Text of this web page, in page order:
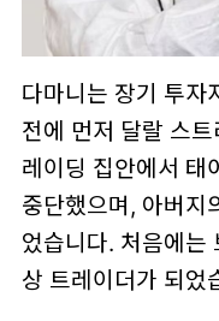
다마니는 장기 투자
전에 먼저 달랄 스
레이딩 집안에서 태
중단했으며, 아버지
었습니다. 처음에는
상 트레이더가 되었